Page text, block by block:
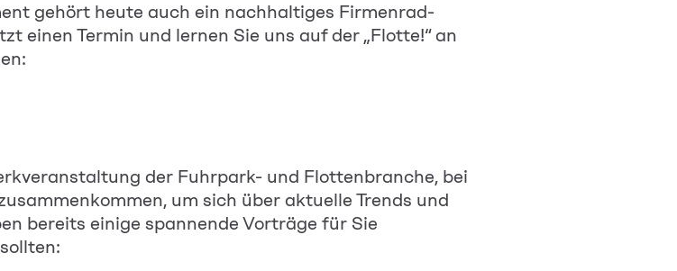
gehört heute auch ein nachhaltiges Firmenrad-
einen Termin und lernen Sie uns auf der „Flotte!“ an
der Fuhrpark- und Flottenbranche, bei
um sich über aktuelle Trends und
bereits einige spannende Vorträge für Sie